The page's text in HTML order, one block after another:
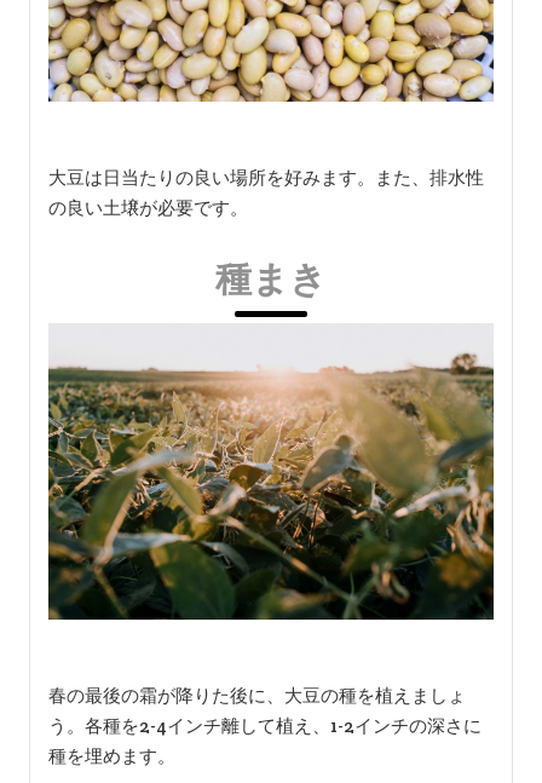
大豆は日当たりの良い場所を好みます。また、排水性
の良い土壌が必要です。
種まき
春の最後の霜が降りた後に、大豆の種を植えましょ
う。各種を2-4インチ離して植え、1-2インチの深さに
種を埋めます。